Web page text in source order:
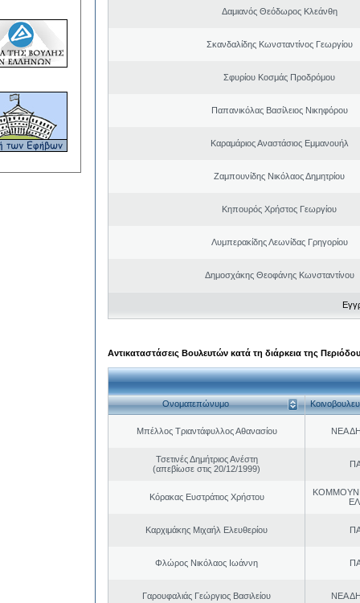
Δαμιανός Θεόδωρος Κλεάνθη
Σκανδαλίδης Κωνσταντίνος Γεωργίου
Σφυρίου Κοσμάς Προδρόμου
Παπανικόλας Βασίλειος Νικηφόρου
Καραμάριος Αναστάσιος Εμμανουήλ
Ζαμπουνίδης Νικόλαος Δημητρίου
Κηπουρός Χρήστος Γεωργίου
Λυμπερακίδης Λεωνίδας Γρηγορίου
Δημοσχάκης Θεοφάνης Κωνσταντίνου
Αντικαταστάσεις Βουλευτών κατά τη διάρκεια της Περιόδου
Ονοματεπώνυμο
Μπέλλος Τριαντάφυλλος Αθανασίου ΝΕΑ
Τσετινές Δημήτριος Ανέστη
(απεβίωσε στις 20/12/1999)
Κόρακας Ευστράτιος Χρήστου
Καρχιμάκης Μιχαήλ Ελευθερίου
Φλώρος Νικόλαος Ιωάννη
Γαρουφαλιάς Γεώργιος Βασιλείου ΝΕΑ